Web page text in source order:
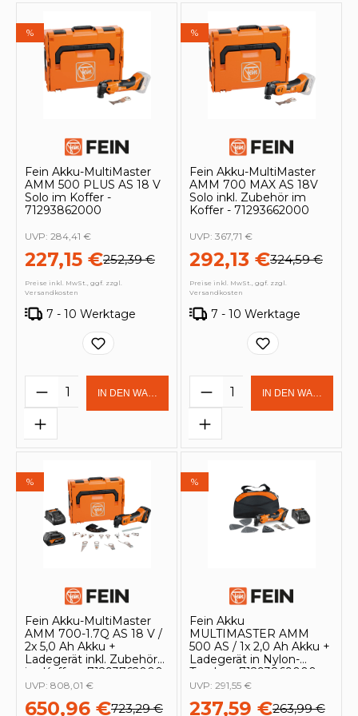
%
Fein Akku-MultiMaster
AMM 500 PLUS AS 18 V
Solo im Koffer -
71293862000
227,15 €252,39 €
UVP: 284,41 €
Preise inkl. MwSt., ggf. zzgl.
Versandkosten
7 - 10 Werktage
Produkt Anzahl: Gib den
IN DEN WARENKORB
%
Fein Akku-MultiMaster
AMM 700 MAX AS 18V
Solo inkl. Zubehör im
Koffer - 71293662000
292,13 €324,59 €
UVP: 367,71 €
Preise inkl. MwSt., ggf. zzgl.
Versandkosten
7 - 10 Werktage
Produkt Anzahl:
IN DEN
%
Fein Akku-MultiMaster
AMM 700-1.7Q AS 18 V /
2x 5,0 Ah Akku +
Ladegerät inkl. Zubehör
im Koffer - 71293762000
650,96 €723,29 €
UVP: 808,01 €
%
Fein Akku
MULTIMASTER AMM
500 AS / 1x 2,0 Ah Akku +
Ladegerät in Nylon-
Tasche - 71293869000
237,59 €263,99 €
UVP: 291,55 €